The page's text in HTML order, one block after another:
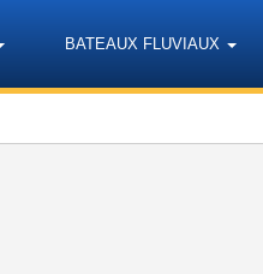
BATEAUX FLUVIAUX